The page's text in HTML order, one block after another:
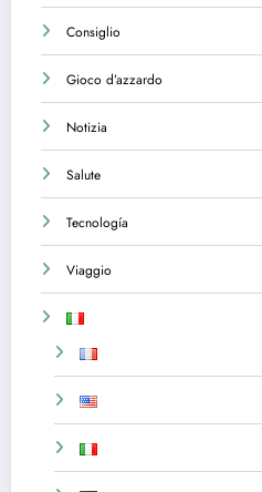
Consiglio
Gioco d’azzardo
Notizia
Salute
Tecnología
Viaggio